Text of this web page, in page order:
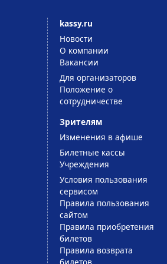
kassy.ru
Новости
О компании
Вакансии
Для организаторов
Положение о
сотрудничестве
Зрителям
Изменения в афише
Билетные кассы
Учреждения
Условия пользования
сервисом
Правила пользования
сайтом
Правила приобретения
билетов
Правила возврата
билетов